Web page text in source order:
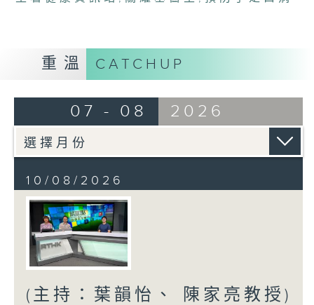
重溫 CATCHUP
07 - 08 2026
10/08/2026
(主持：葉韻怡、 陳家亮教授)